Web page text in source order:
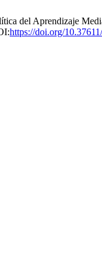
del Aprendizaje
https://doi.org/